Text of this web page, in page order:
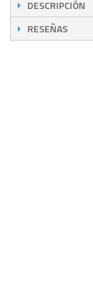
DESCRIPCIÓN
RESEÑAS